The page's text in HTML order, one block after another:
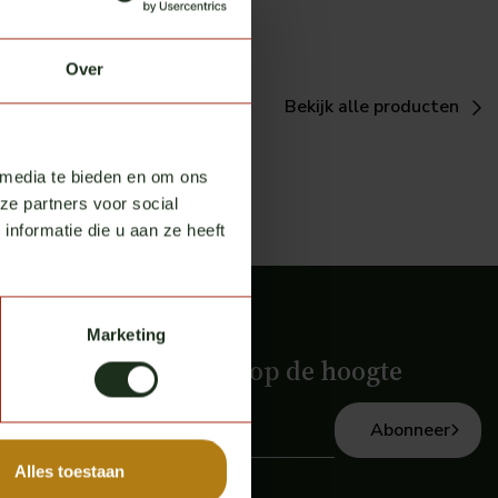
Over
te bieden en om ons
partners voor social
die u aan ze heeft
Marketing
Alles toestaan
Bekijk alle producten
nieuwsbrief en blijf op de hoogte
Abonneer